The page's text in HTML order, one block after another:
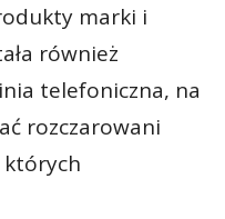
marki i
również
telefoniczna, na
rozczarowani